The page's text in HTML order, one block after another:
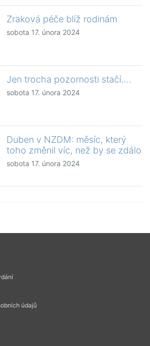
Zraková péče blíž rodinám
sobota 17. února 2024
Jen trocha pozornosti stačí….
sobota 17. února 2024
Duben v NZDM: měsíc, který
toho změnil víc, než by se zdálo
sobota 17. února 2024
údajů